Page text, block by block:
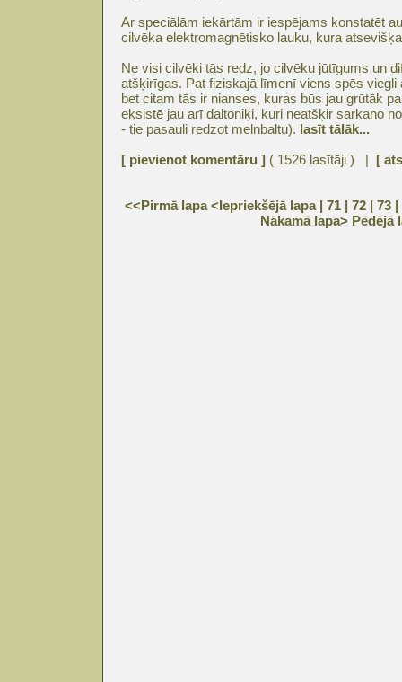
Ar speciālām iekārtām ir iespējams konstatēt
cilvēka elektromagnētisko lauku, kura
Ne visi cilvēki tās redz, jo cilvēku jūtīgums un
atšķirīgas. Pat fiziskajā līmenī viens spēs viegli
bet citam tās ir nianses, kuras būs jau grūtāk
eksistē jau arī daltoniķi, kuri neatšķir sarkano
- tie pasauli redzot melnbaltu). lasīt tālāk...
[ pievienot komentāru ] ( 1526 lasītāji ) | [
<<Pirmā lapa<Iepriekšējā lapa | 71 | 72 | 73 |
Nākamā lapa> Pēdējā